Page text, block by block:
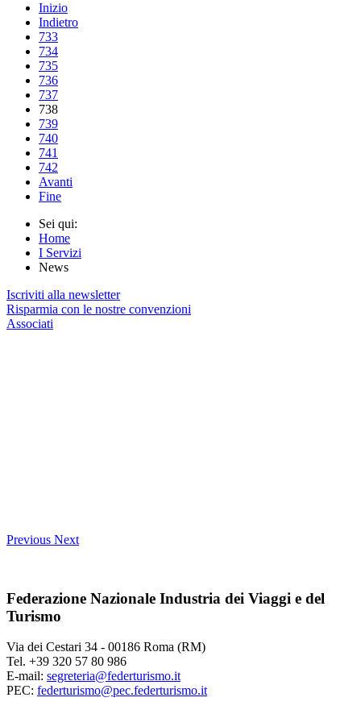
Inizio
Indietro
733
734
735
736
737
738
739
740
741
742
Avanti
Fine
Sei qui:
Home
I Servizi
News
Iscriviti alla newsletter
Risparmia con le nostre convenzioni
Associati
Previous Next
Federazione Nazionale Industria dei Viaggi e del
Turismo
Via dei Cestari 34 - 00186 Roma (RM)
Tel. +39 320 57 80 986
E-mail: segreteria@federturismo.it
PEC: federturismo@pec.federturismo.it